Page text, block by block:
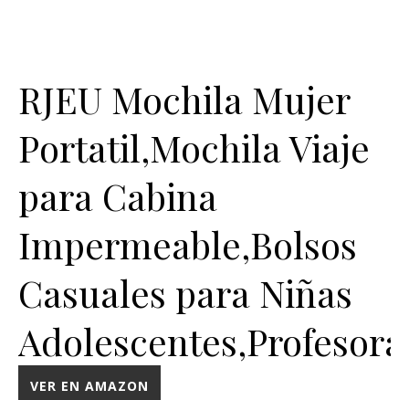
RJEU Mochila Mujer
Portatil,Mochila Viaje
para Cabina
Impermeable,Bolsos
Casuales para Niñas
VER EN AMAZON